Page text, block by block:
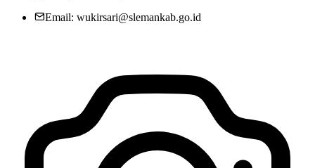
Email: wukirsari@slemankab.go.id